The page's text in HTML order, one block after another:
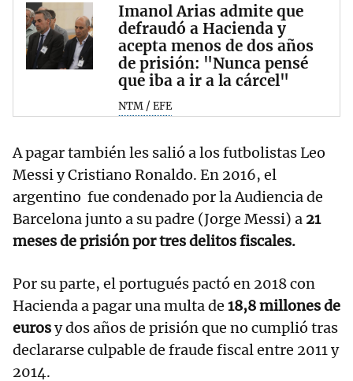
Imanol Arias admite que
defraudó a Hacienda y
acepta menos de dos años
de prisión: "Nunca pensé
que iba a ir a la cárcel"
NTM / EFE
A pagar también les salió a los futbolistas Leo
Messi y Cristiano Ronaldo. En 2016, el
argentino fue condenado por la Audiencia de
Barcelona junto a su padre (Jorge Messi) a 21
meses de prisión por tres delitos fiscales.
Por su parte, el portugués pactó en 2018 con
Hacienda a pagar una multa de 18,8 millones de
eurosy dos años de prisión que no cumplió tras
declararse culpable de fraude fiscal entre 2011 y
2014.